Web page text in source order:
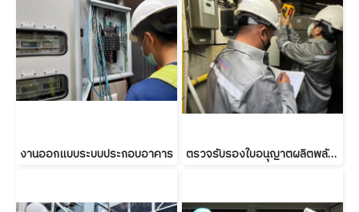
งานออกแบบระบบประกอบอาคาร ตรวจรับรองใบอนุญาตผลิตพลังงานควบคุม (พค.2)